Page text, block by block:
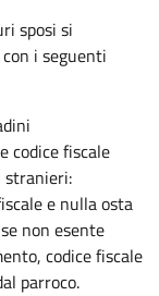
sposi si
i seguenti
codice fiscale
stranieri:
e nulla osta
non esente
codice fiscale
parroco.